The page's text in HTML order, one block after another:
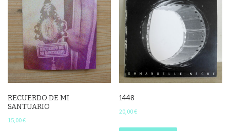
RECUERDO DE MI
SANTUARIO
15,00€
1448
20,00€